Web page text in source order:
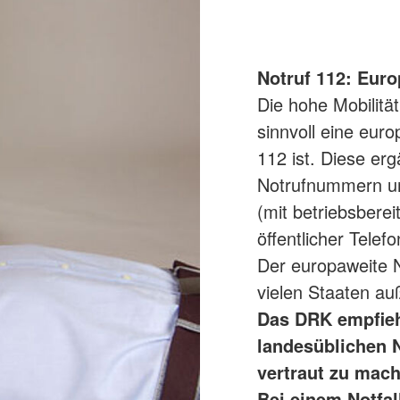
Notruf 112:
Die hohe
sinnvoll eine
112 ist. Diese
Notrufnummern
(mit
öffentlicher
Der europaweite
vielen Staaten
Das DRK
landesüblichen
vertraut zu